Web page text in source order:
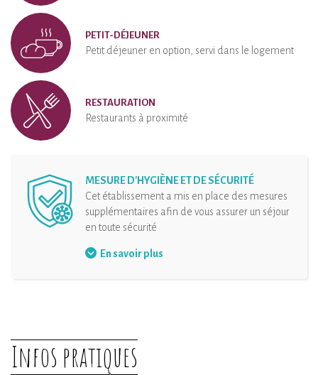
PETIT-DÉJEUNER
Petit déjeuner en option, servi dans le logement
RESTAURATION
Restaurants à proximité
MESURE D'HYGIÈNE ET DE SÉCURITÉ
Cet établissement a mis en place des mesures
supplémentaires afin de vous assurer un séjour
en toute sécurité
Désinfection de l’hébergement et de ses
équipements
En savoir plus
Infos pratiques